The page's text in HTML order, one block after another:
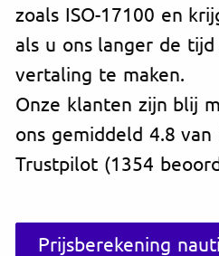
zoals ISO-17100 en
als u ons langer de
vertaling te maken.
Onze klanten zijn blij
ons gemiddeld 4.8
Trustpilot (1354
Prijsberekening